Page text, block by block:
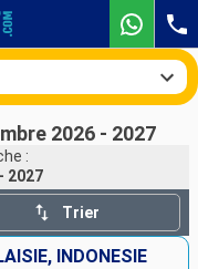
2026 - 2027
:
2027
Trier
INDONÉSIE